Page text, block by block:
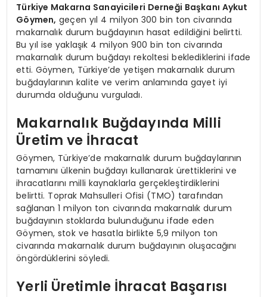
Türkiye Makarna Sanayicileri Derneği Başkanı Aykut
Göymen, geçen yıl 4 milyon 300 bin ton civarında
makarnalık durum buğdayının hasat edildiğini belirtti.
Bu yıl ise yaklaşık 4 milyon 900 bin ton civarında
makarnalık durum buğdayı rekoltesi beklediklerini ifade
etti. Göymen, Türkiye’de yetişen makarnalık durum
buğdaylarının kalite ve verim anlamında gayet iyi
durumda olduğunu vurguladı.
Makarnalık Buğdayında Milli
Üretim ve İhracat
Göymen, Türkiye’de makarnalık durum buğdaylarının
tamamını ülkenin buğdayı kullanarak ürettiklerini ve
ihracatlarını milli kaynaklarla gerçekleştirdiklerini
belirtti. Toprak Mahsulleri Ofisi (TMO) tarafından
sağlanan 1 milyon ton civarında makarnalık durum
buğdayının stoklarda bulunduğunu ifade eden
Göymen, stok ve hasatla birlikte 5,9 milyon ton
civarında makarnalık durum buğdayının oluşacağını
öngördüklerini söyledi.
Yerli Üretimle İhracat Başarısı